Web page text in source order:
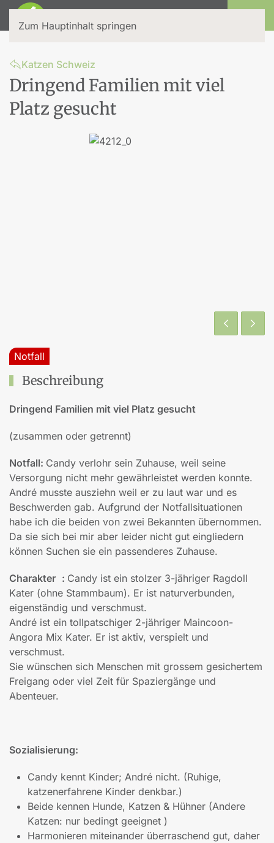
Zum Hauptinhalt springen
Katzen Schweiz
Dringend Familien mit viel
Platz gesucht
Notfall
Beschreibung
Dringend Familien mit viel Platz gesucht
(zusammen oder getrennt)
Notfall: Candy verlohr sein Zuhause, weil seine
Versorgung nicht mehr gewährleistet werden konnte.
André musste ausziehn weil er zu laut war und es
Beschwerden gab. Aufgrund der Notfallsituationen
habe ich die beiden von zwei Bekannten übernommen.
Da sie sich bei mir aber leider nicht gut eingliedern
können Suchen sie ein passenderes Zuhause.
Charakter : Candy ist ein stolzer 3-jähriger Ragdoll
Kater (ohne Stammbaum). Er ist naturverbunden,
eigenständig und verschmust.
André ist ein tollpatschiger 2-jähriger Maincoon-
Angora Mix Kater. Er ist aktiv, verspielt und
verschmust.
Sie wünschen sich Menschen mit grossem gesichertem
Freigang oder viel Zeit für Spaziergänge und
Abenteuer.
Sozialisierung:
Candy kennt Kinder; André nicht. (Ruhige,
katzenerfahrene Kinder denkbar.)
Beide kennen Hunde, Katzen & Hühner (Andere
Katzen: nur bedingt geeignet )
Harmonieren miteinander überraschend gut, daher